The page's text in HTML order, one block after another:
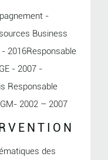
-
Business
2016Responsable
- 2007 -
Responsable
2002 – 2007
des